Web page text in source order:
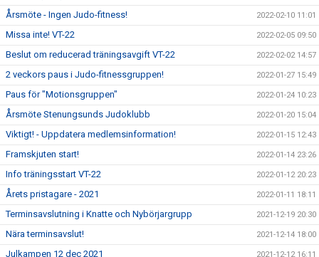
Årsmöte - Ingen Judo-fitness! 2022-02-10 11:01
Missa inte! VT-22 2022-02-05 09:50
Beslut om reducerad träningsavgift VT-22 2022-02-02 14:57
2 veckors paus i Judo-fitnessgruppen! 2022-01-27 15:49
Paus för "Motionsgruppen" 2022-01-24 10:23
Årsmöte Stenungsunds Judoklubb 2022-01-20 15:04
Viktigt! - Uppdatera medlemsinformation! 2022-01-15 12:43
Framskjuten start! 2022-01-14 23:26
Info träningsstart VT-22 2022-01-12 20:23
Årets pristagare - 2021 2022-01-11 18:11
Terminsavslutning i Knatte och Nybörjargrupp 2021-12-19 20:30
Nära terminsavslut! 2021-12-14 18:00
Julkampen 12 dec 2021 2021-12-12 16:11